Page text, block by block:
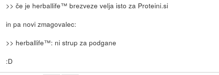
>> če je herballife™ brezveze velja isto za Proteini.si
in pa novi zmagovalec:
>> herballife™: ni strup za podgane
:D